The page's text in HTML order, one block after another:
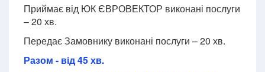
Приймає від ЮК ЄВРОВЕКТОР виконані послуги
– 20 хв.
Передає Замовнику виконані послуги – 20 хв.
Разом - від 45 хв.